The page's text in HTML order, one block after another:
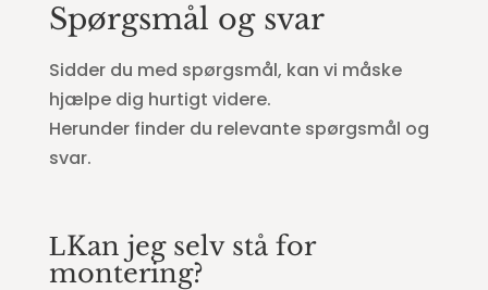
Spørgsmål og svar
Sidder du med spørgsmål, kan vi måske
hjælpe dig hurtigt videre.
Herunder finder du relevante spørgsmål og
svar.
Kan jeg selv stå for
montering?